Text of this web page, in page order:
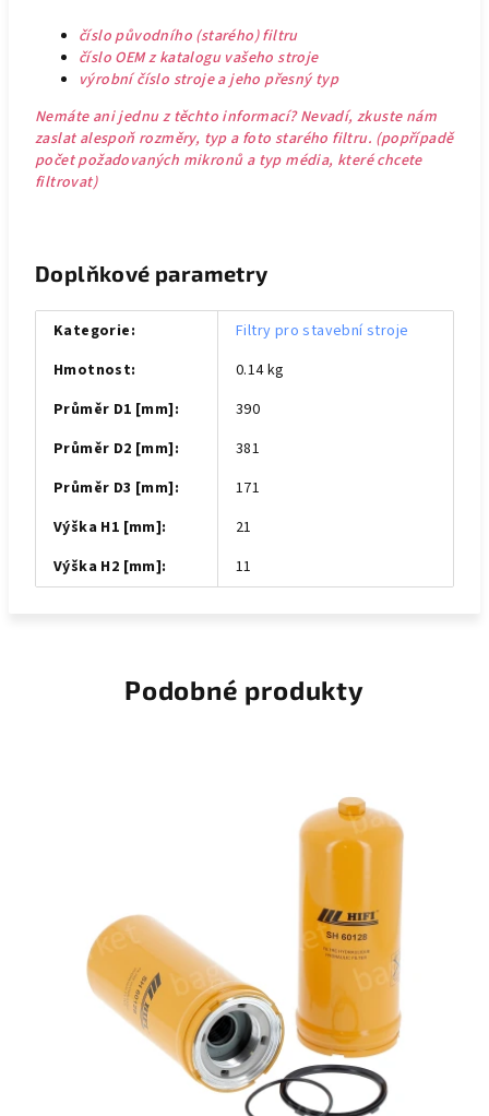
číslo původního (starého) filtru
číslo OEM z katalogu vašeho stroje
výrobní číslo stroje a jeho přesný typ
Nemáte ani jednu z těchto informací? Nevadí, zkuste nám
zaslat alespoň rozměry, typ a foto starého filtru. (popřípadě
počet požadovaných mikronů a typ média, které chcete
filtrovat)
Doplňkové parametry
Kategorie:
Filtry pro stavební stroje
Hmotnost:
0.14 kg
Průměr D1 [mm]:
390
Průměr D2 [mm]:
381
Průměr D3 [mm]:
171
Výška H1 [mm]:
21
Výška H2 [mm]: 11
Podobné produkty